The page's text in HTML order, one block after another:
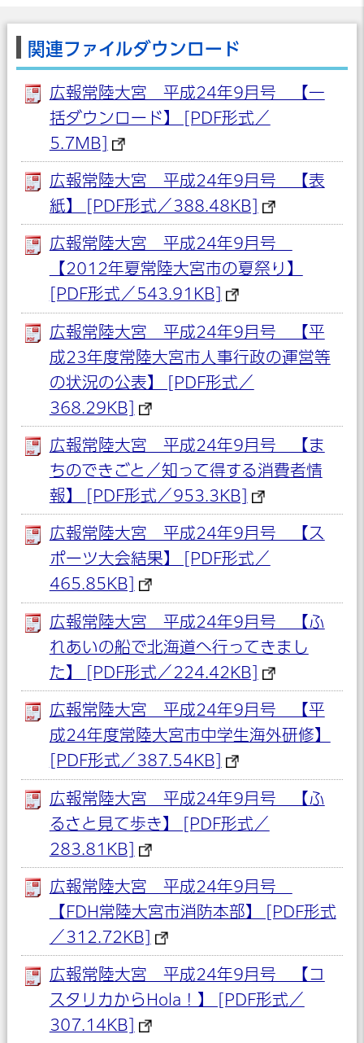
関連ファイルダウンロード
広報常陸大宮 平成24年9月号 【一
括ダウンロード】 [PDF形式／
5.7MB]
広報常陸大宮 平成24年9月号 【表
紙】 [PDF形式／388.48KB]
広報常陸大宮 平成24年9月号
【2012年夏常陸大宮市の夏祭り】
[PDF形式／543.91KB]
広報常陸大宮 平成24年9月号 【平
成23年度常陸大宮市人事行政の運営等
の状況の公表】 [PDF形式／
368.29KB]
広報常陸大宮 平成24年9月号 【ま
ちのできごと／知って得する消費者情
報】 [PDF形式／953.3KB]
広報常陸大宮 平成24年9月号 【ス
ポーツ大会結果】 [PDF形式／
465.85KB]
広報常陸大宮 平成24年9月号 【ふ
れあいの船で北海道へ行ってきまし
た】 [PDF形式／224.42KB]
広報常陸大宮 平成24年9月号 【平
成24年度常陸大宮市中学生海外研修】
[PDF形式／387.54KB]
広報常陸大宮 平成24年9月号 【ふ
るさと見て歩き】 [PDF形式／
283.81KB]
広報常陸大宮 平成24年9月号
【FDH常陸大宮市消防本部】 [PDF形式
／312.72KB]
広報常陸大宮 平成24年9月号 【コ
スタリカからHola！】 [PDF形式／
307.14KB]